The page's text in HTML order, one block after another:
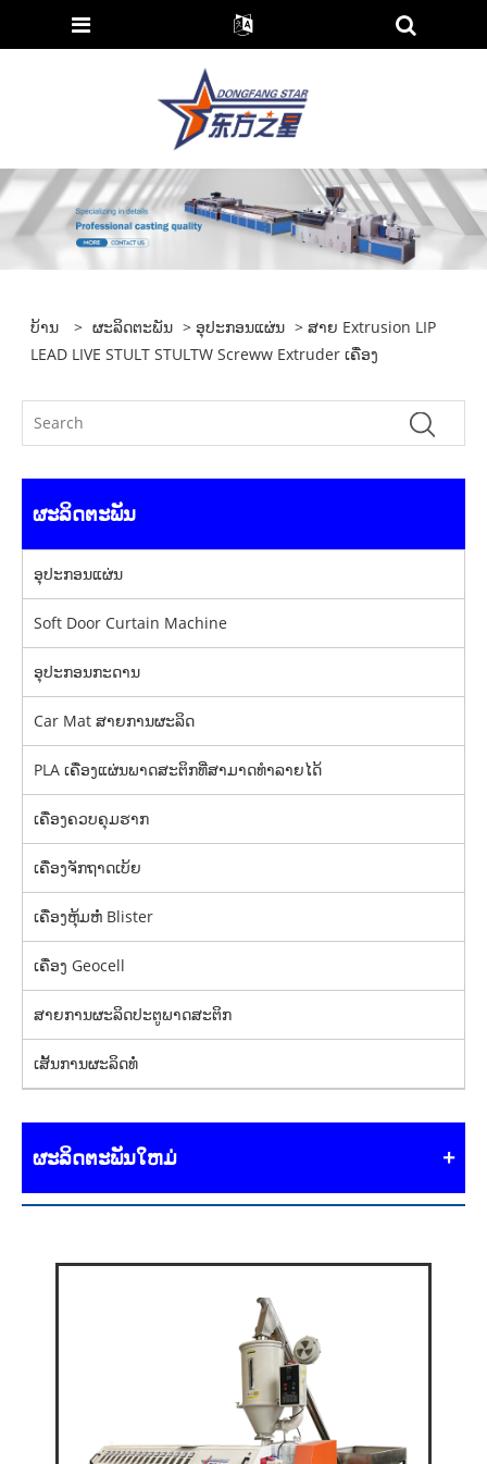
ບ້ານ > ຜະລິດຕະພັນ >ອຸປະກອນແຜ່ນ > ສາຍ Extrusion LIP
LEAD LIVE STULT STULTW Screww Extruder ເຄື່ອງ
ຜະລິດຕະພັນ
ອຸປະກອນແຜ່ນ
Soft Door Curtain Machine
ອຸປະກອນກະດານ
Car Mat ສາຍການຜະລິດ
PLA ເຄື່ອງແຜ່ນພາດສະຕິກທີ່ສາມາດທໍາລາຍໄດ້
ເຄື່ອງຄວບຄຸມຮາກ
ເຄື່ອງຈັກຖາດເບ້ຍ
ເຄື່ອງຫຸ້ມຫໍ່ Blister
ເຄື່ອງ Geocell
ສາຍການຜະລິດປະຕູພາດສະຕິກ
ເສັ້ນການຜະລິດທໍ່
ຜະລິດຕະພັນໃຫມ່